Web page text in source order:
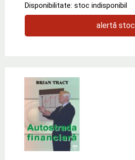
Disponibilitate: stoc indisponibil
alertă stoc